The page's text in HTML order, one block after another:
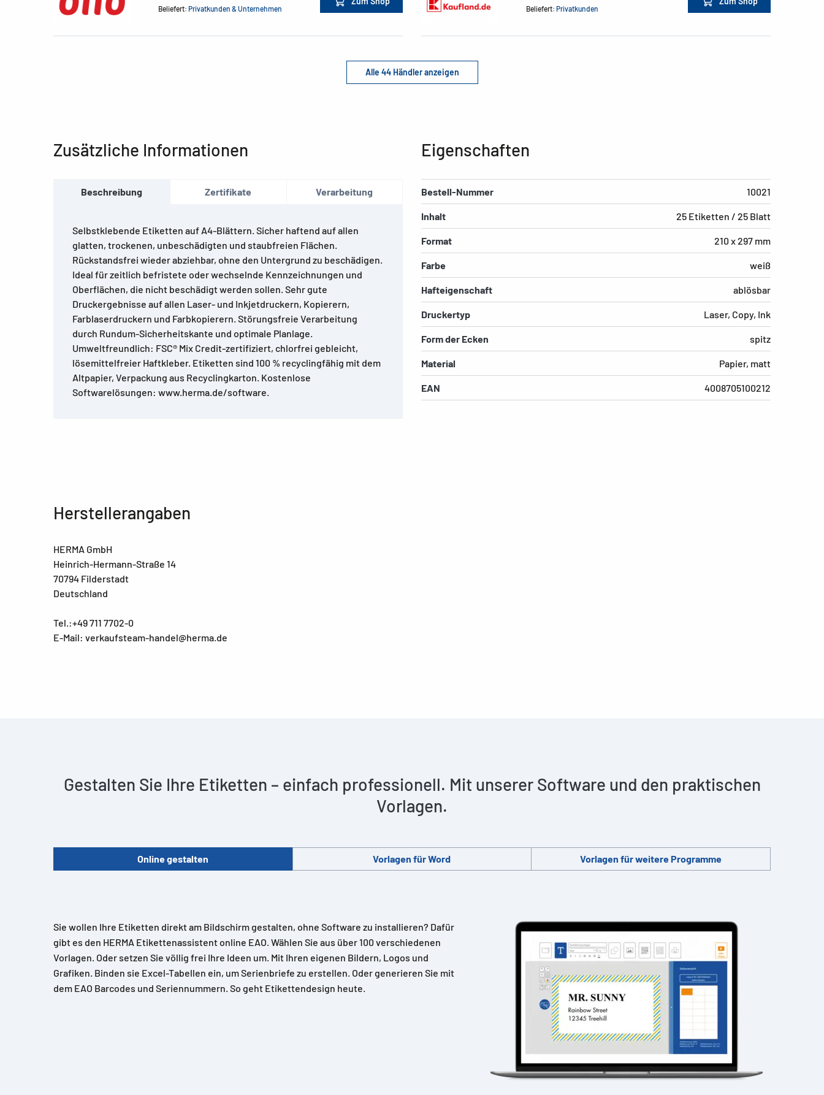
Beliefert: Privatkunden & Unternehmen Beliefert: Privatkunden
Alle 44 Händler anzeigen
Zusätzliche Informationen
Beschreibung Zertifikate Verarbeitung
Selbstklebende Etiketten auf A4-Blättern. Sicher haftend auf allen
glatten, trockenen, unbeschädigten und staubfreien Flächen.
Rückstandsfrei wieder abziehbar, ohne den Untergrund zu beschädigen.
Ideal für zeitlich befristete oder wechselnde Kennzeichnungen und
Oberflächen, die nicht beschädigt werden sollen. Sehr gute
Druckergebnisse auf allen Laser- und Inkjetdruckern, Kopierern,
Farblaserdruckern und Farbkopierern. Störungsfreie Verarbeitung
durch Rundum-Sicherheitskante und optimale Planlage.
Umweltfreundlich: FSC® Mix Credit-zertifiziert, chlorfrei gebleicht,
lösemittelfreier Haftkleber. Etiketten sind 100 % recyclingfähig mit dem
Altpapier, Verpackung aus Recyclingkarton. Kostenlose
Softwarelösungen: www.herma.de/software.
Eigenschaften
Bestell-Nummer 10021
Inhalt 25 Etiketten / 25 Blatt
Format 210 x 297 mm
Farbe weiß
Hafteigenschaft ablösbar
Druckertyp Laser, Copy, Ink
Form der Ecken spitz
Material Papier, matt
EAN 4008705100212
Herstellerangaben
HERMA GmbH
Heinrich-Hermann-Straße 14
70794 Filderstadt
Deutschland
Tel.:+49 711 7702-0
E-Mail: verkaufsteam-handel@herma.de
Gestalten Sie Ihre Etiketten – einfach professionell. Mit unserer Software und den praktischen
Vorlagen.
Online gestalten Vorlagen für Word Vorlagen für weitere Programme
Sie wollen Ihre Etiketten direkt am Bildschirm gestalten, ohne Software zu installieren? Dafür
gibt es den HERMA Etikettenassistent online EAO. Wählen Sie aus über 100 verschiedenen
Vorlagen. Oder setzen Sie völlig frei Ihre Ideen um. Mit Ihren eigenen Bildern, Logos und
Grafiken. Binden sie Excel-Tabellen ein, um Serienbriefe zu erstellen. Oder generieren Sie mit
dem EAO Barcodes und Seriennummern. So geht Etikettendesign heute.